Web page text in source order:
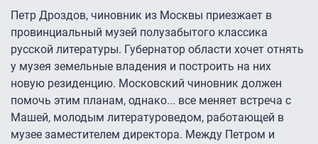
Петр Дроздов, чиновник из Москвы приезжает в
провинциальный музей полузабытого классика
русской литературы. Губернатор области хочет отнять
у музея земельные владения и построить на них
новую резиденцию. Московский чиновник должен
помочь этим планам, однако... все меняет встреча с
Машей, молодым литературоведом, работающей в
музее заместителем директора. Между Петром и